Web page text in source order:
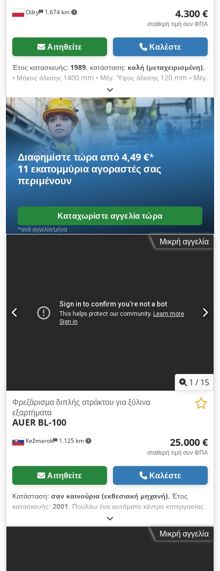
Odry 1.674 km 4.300 €
σταθερή τιμή συν ΦΠΑ
Αιτηθείτε Καλέστε
Έτος κατασκευής: 1989, κατάσταση: καλή (μεταχειρισμένη),
• Μήκος άλεσης 1400 mm • Μέγ. Ύψος άλεσης 120 mm • Μέγ.
Πλάτος 450 mm • Άξονες 30 mm • Μέγιστη διάμετρος άξονα
160 mm • Περιστροφές άξονα 8400 / λεπτό • Διαστάσεις 4100
x 2000 x 1600 mm • Βάρος χωρίς καμπίνα 1600 kg • Κινητήρες
2x 5,5 kw • Τροφοδοσία 1-15 m / min Cjdpfx Agsgqr Shsfoha
Διαφημίστε τώρα από 4,49 €*
11 εκατομμύρια αγοραστέςσας
περιμένουν
Καταχωρίστε αγγελία τώρα
*ανά αγγελία/μήνα
Μικρή αγγελία
1 / 15
Kežmarok 1.125 km
Φρεζάρισμα διπλής ατράκτου για ξύλινα
εξαρτήματα
AUER BL-100
25.000 €
σταθερή τιμή συν ΦΠΑ
Αιτηθείτε Καλέστε
Κατάσταση: σαν καινούρια (εκθεσιακή μηχανή), Έτος
κατασκευής: 2001, Πουλάω ένα αυτόματο κέντρο κατεργασίας
CNC για την κατασκευή BLOCK-HOUSE AUER BL100. Έτος
κατασκευής 2001. Τραπέζι εισόδου / Max. Μήκος στοιχείου
9,00m Μηχανή χωνευτηρίου έως διαμ. 200mm / 4kWΜικρή αγγελία